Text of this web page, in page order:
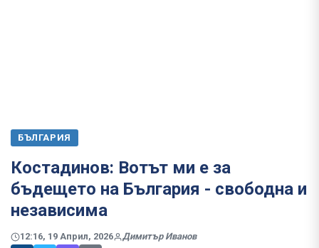
БЪЛГАРИЯ
Костадинов: Вотът ми е за
бъдещето на България - свободна и
независима
12:16, 19 Април, 2026 Димитър Иванов